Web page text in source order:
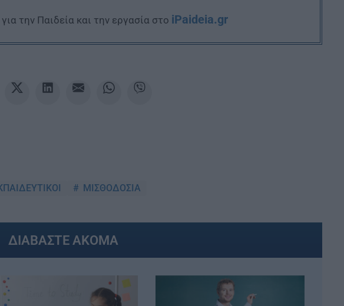
για την Παιδεία και την εργασία στο iPaideia.gr
ΜΙΣΘΟΔΟΣΙΑ
ΔΙΑΒΑΣΤΕ ΑΚΟΜΑ